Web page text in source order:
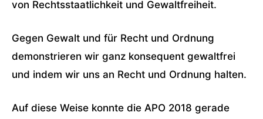
von Rechtsstaatlichkeit und Gewaltfreiheit.
Gegen Gewalt und für Recht und Ordnung
demonstrieren wir ganz konsequent gewaltfrei
und indem wir uns an Recht und Ordnung halten.
Auf diese Weise konnte die APO 2018 gerade